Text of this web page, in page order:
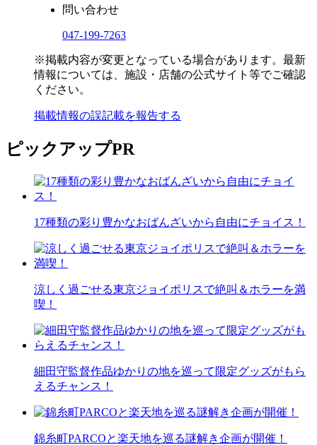
問い合わせ
047-199-7263
※掲載内容が変更となっている場合があります。最新
情報については、施設・店舗の公式サイト等でご確認
ください。
掲載情報の誤記載を報告する
ピックアップPR
17種類の彩り豊かなおばんざいから自由にチョイス！
涼しく過ごせる東京ジョイポリスで絶叫＆ホラーを満
喫！
細田守監督作品ゆかりの地を巡って限定グッズがもら
えるチャンス！
錦糸町PARCOと楽天地を巡る謎解き企画が開催！